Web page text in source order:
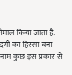
किया जाता है.
का हिस्सा बना
कुछ इस प्रकार से